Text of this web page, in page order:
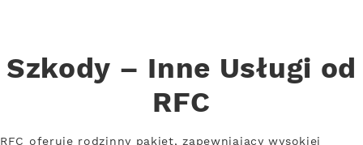
Szkody – Inne Usługi od
RFC
RFC oferuje rodzinny pakiet, zapewniający wysokiej